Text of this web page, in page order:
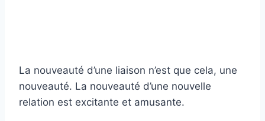
La nouveauté d’une liaison n’est que cela, une
nouveauté. La nouveauté d’une nouvelle
relation est excitante et amusante.